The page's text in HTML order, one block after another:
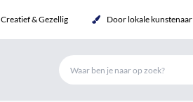
Creatief & Gezellig Door lokale kunstenaar